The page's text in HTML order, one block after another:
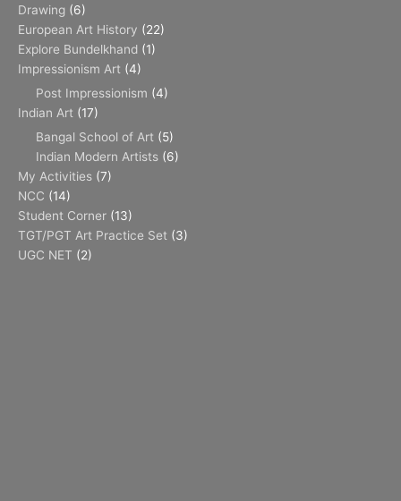
Drawing (6)
European Art History (22)
Explore Bundelkhand (1)
Impressionism Art (4)
Post Impressionism (4)
Indian Art (17)
Bangal School of Art (5)
Indian Modern Artists (6)
My Activities (7)
NCC (14)
Student Corner (13)
TGT/PGT Art Practice Set (3)
UGC NET (2)